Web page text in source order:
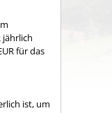
jährlich
für das
ist, um